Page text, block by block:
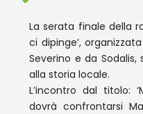
La serata finale della
ci dipinge’,
Severino e da
alla storia locale.
L’incontro dal titolo:
dovrà confrontarsi